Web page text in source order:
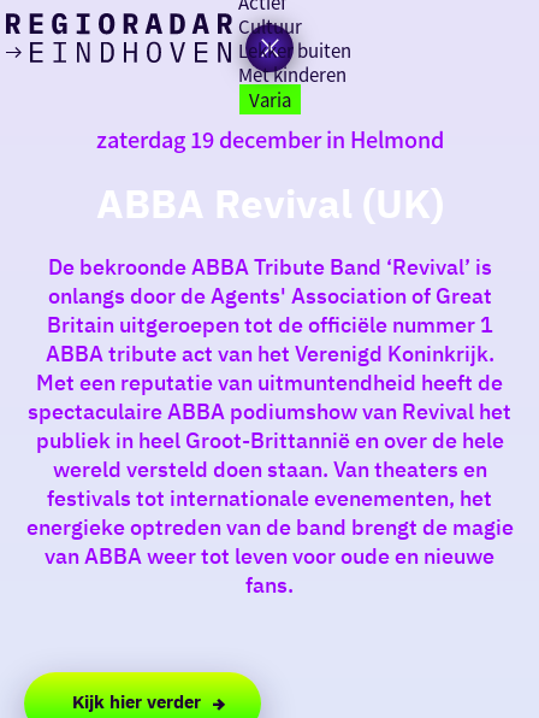
Cultuur
Lekker buiten
Met kinderen
Varia
zaterdag 19 december in Helmond
ABBA Revival (UK)
De bekroonde ABBA Tribute Band ‘Revival’ is
onlangs door de Agents' Association of Great
Britain uitgeroepen tot de officiële nummer 1
ABBA tribute act van het Verenigd Koninkrijk.
Met een reputatie van uitmuntendheid heeft de
spectaculaire ABBA podiumshow van Revival het
publiek in heel Groot-Brittannië en over de hele
wereld versteld doen staan. Van theaters en
festivals tot internationale evenementen, het
energieke optreden van de band brengt de magie
van ABBA weer tot leven voor oude en nieuwe
fans.
Kijk hier verder
Ik heb
iets leuks
rondom
de regio